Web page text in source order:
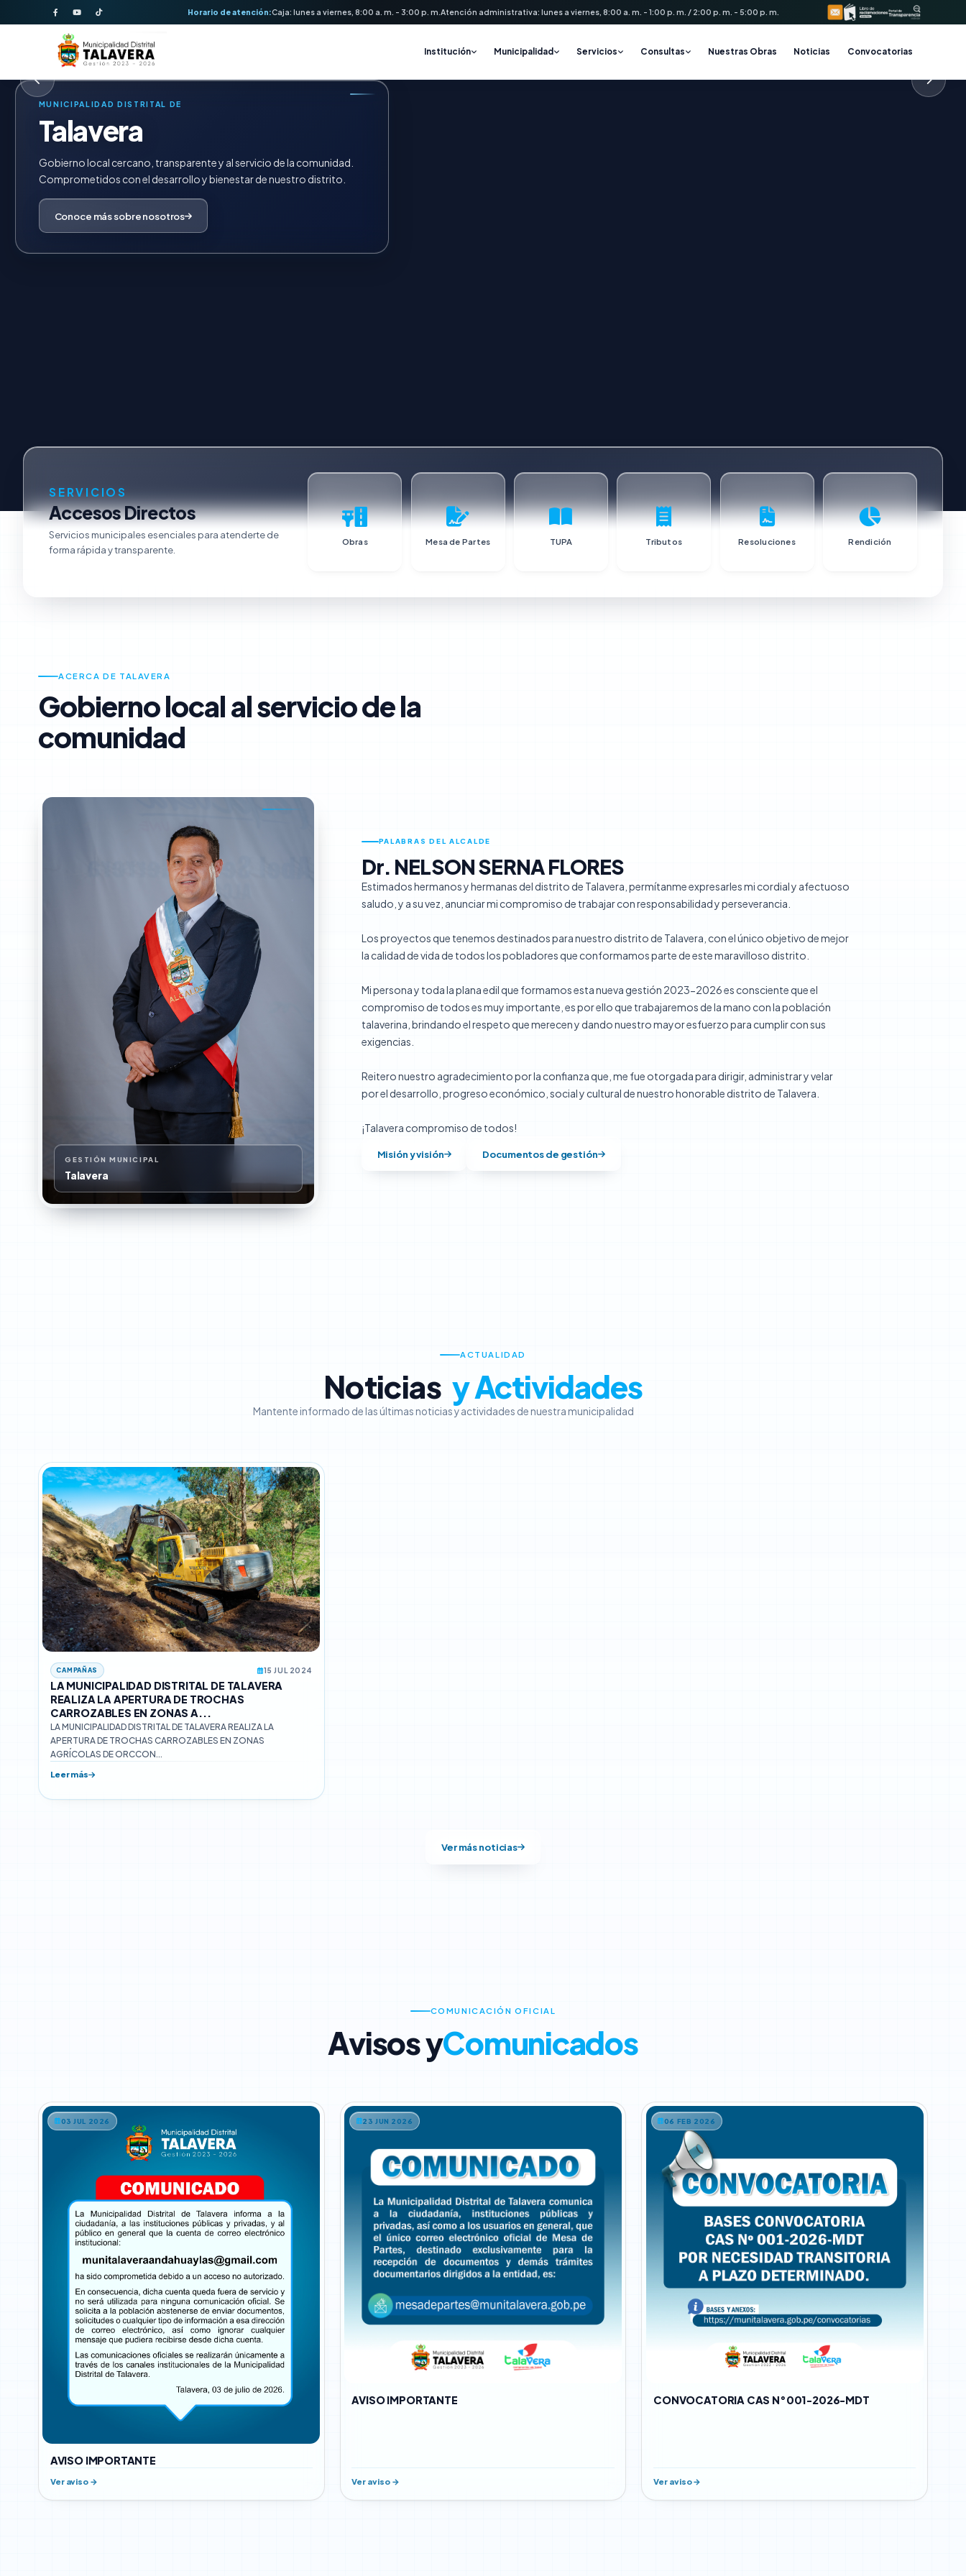
Horario de atención:Caja: lunes a viernes, 8:00 a. m. - 3:00 p. m.Atención administrativa: lunes a viernes, 8:00 a. m. - 1:00 p. m. / 2:00 p. m. - 5:00 p. m.
Institución Municipalidad Servicios Consultas Nuestras Obras Noticias Convocatorias
MUNICIPALIDAD DISTRITAL DE
Talavera
Gobierno local cercano, transparente y al servicio de la comunidad.
Comprometidos con el desarrollo y bienestar de nuestro distrito.
Conoce más sobre nosotros
SERVICIOS
Accesos Directos
Servicios municipales esenciales para atenderte de
forma rápida y transparente.
Obras Mesa de Partes TUPA Tributos Resoluciones Rendición
ACERCA DE TALAVERA
Gobierno local al servicio de la
comunidad
GESTIÓN MUNICIPAL
Talavera
PALABRAS DEL ALCALDE
Dr. NELSON SERNA FLORES
Estimados hermanos y hermanas del distrito de Talavera, permítanme expresarles mi cordial y afectuoso
saludo, y a su vez, anunciar mi compromiso de trabajar con responsabilidad y perseverancia.
Los proyectos que tenemos destinados para nuestro distrito de Talavera, con el único objetivo de mejor
la calidad de vida de todos los pobladores que conformamos parte de este maravilloso distrito.
Mi persona y toda la plana edil que formamos esta nueva gestión 2023-2026 es consciente que el
compromiso de todos es muy importante, es por ello que trabajaremos de la mano con la población
talaverina, brindando el respeto que merecen y dando nuestro mayor esfuerzo para cumplir con sus
exigencias.
Reitero nuestro agradecimiento por la confianza que, me fue otorgada para dirigir, administrar y velar
por el desarrollo, progreso económico, social y cultural de nuestro honorable distrito de Talavera.
¡Talavera compromiso de todos!
Misión y visión Documentos de gestión
ACTUALIDAD
Noticias y Actividades
Mantente informado de las últimas noticias y actividades de nuestra municipalidad
CAMPAÑAS 15 JUL 2024
LA MUNICIPALIDAD DISTRITAL DE TALAVERA
REALIZA LA APERTURA DE TROCHAS
CARROZABLES EN ZONAS A...
LA MUNICIPALIDAD DISTRITAL DE TALAVERA REALIZA LA
APERTURA DE TROCHAS CARROZABLES EN ZONAS
AGRÍCOLAS DE ORCCON...
Leer más
Ver más noticias
COMUNICACIÓN OFICIAL
Avisos yComunicados
03 JUL 2026
AVISO IMPORTANTE
23 JUN 2026
AVISO IMPORTANTE
06 FEB 2026
CONVOCATORIA CAS N°001-2026-MDT